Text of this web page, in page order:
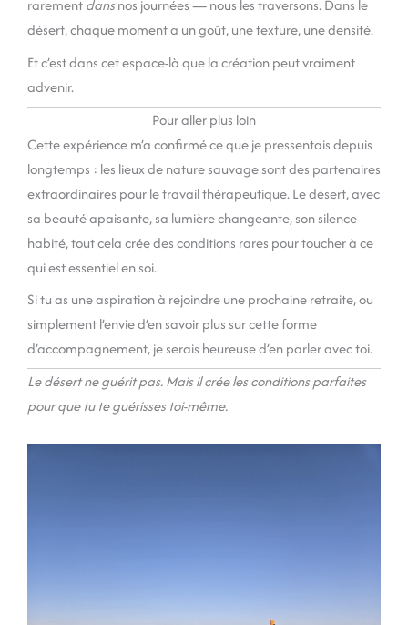
rarementdansnos journées — nous les traversons. Dans le
désert, chaque moment a un goût, une texture, une densité.
Et c’est dans cet espace-là que la création peut vraiment
advenir.
Pour aller plus loin
Cette expérience m’a confirmé ce que je pressentais depuis
longtemps : les lieux de nature sauvage sont des partenaires
extraordinaires pour le travail thérapeutique. Le désert, avec
sa beauté apaisante, sa lumière changeante, son silence
habité, tout cela crée des conditions rares pour toucher à ce
qui est essentiel en soi.
Si tu as une aspiration à rejoindre une prochaine retraite, ou
simplement l’envie d’en savoir plus sur cette forme
d’accompagnement, je serais heureuse d’en parler avec toi.
Le désert ne guérit pas. Mais il crée les conditions parfaites
pour que tu te guérisses toi-même.